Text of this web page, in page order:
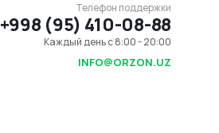
Телефон поддержки
+998 (95) 410-08-88
Каждый день с 8:00 - 20:00
INFO@ORZON.UZ